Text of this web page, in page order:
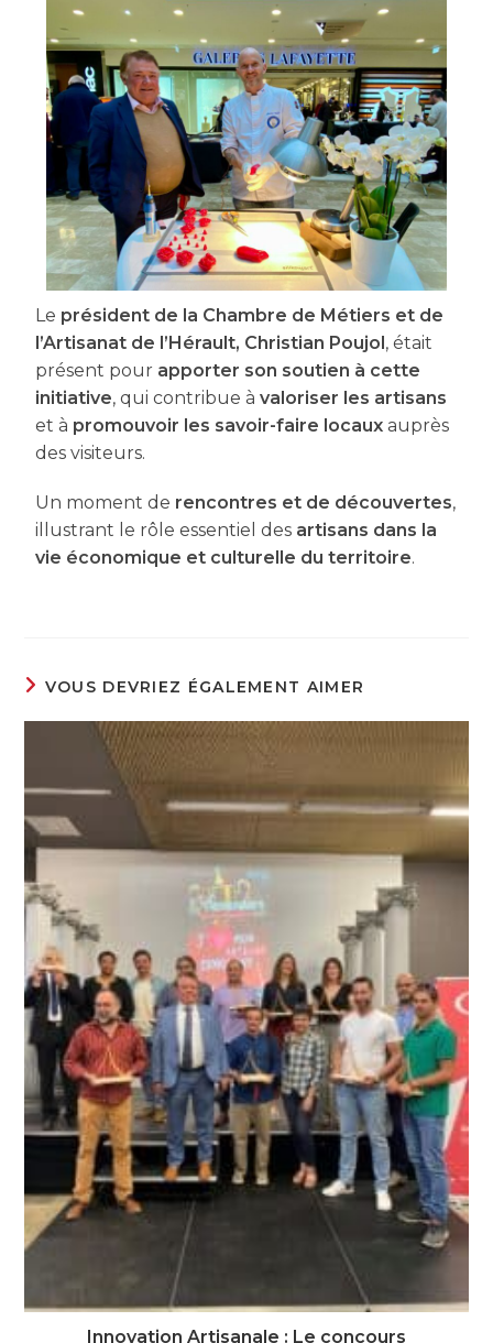
Le président de la Chambre de Métiers et de
l’Artisanat de l’Hérault, Christian Poujol, était
présent pour apporter son soutien à cette
initiative, qui contribue àvaloriser les artisans
et à promouvoir les savoir-faire locaux auprès
des visiteurs.
Un moment de rencontres et de découvertes,
illustrant le rôle essentiel des artisans dans la
vie économique et culturelle du territoire.
VOUS DEVRIEZ ÉGALEMENT AIMER
Innovation Artisanale : Le concours